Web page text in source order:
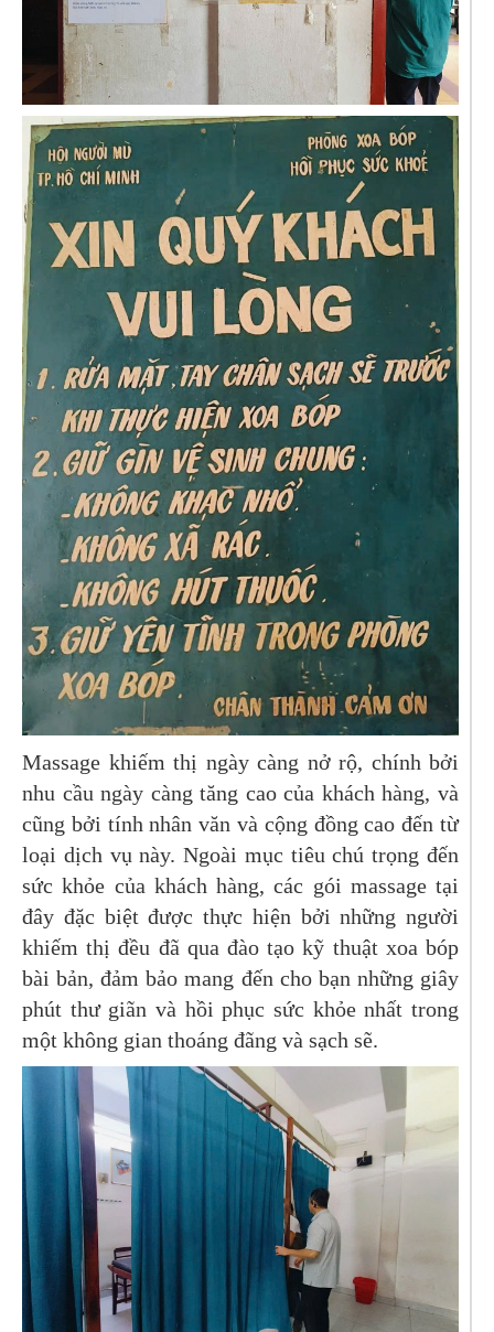
Massage khiếm thị ngày càng nở rộ, chính bởi
nhu cầu ngày càng tăng cao của khách hàng, và
cũng bởi tính nhân văn và cộng đồng cao đến từ
loại dịch vụ này. Ngoài mục tiêu chú trọng đến
sức khỏe của khách hàng, các gói massage tại
đây đặc biệt được thực hiện bởi những người
khiếm thị đều đã qua đào tạo kỹ thuật xoa bóp
bài bản, đảm bảo mang đến cho bạn những giây
phút thư giãn và hồi phục sức khỏe nhất trong
một không gian thoáng đãng và sạch sẽ.